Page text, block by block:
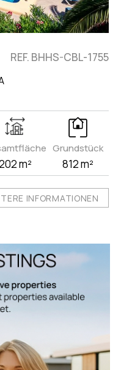
REF. BHHS-CBL-1755
m²
Grundstück
812 m²
INFORMATIONEN